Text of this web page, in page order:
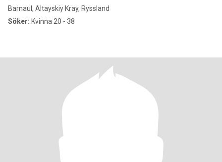
Barnaul, Altayskiy Kray, Ryssland
Söker: Kvinna 20 - 38